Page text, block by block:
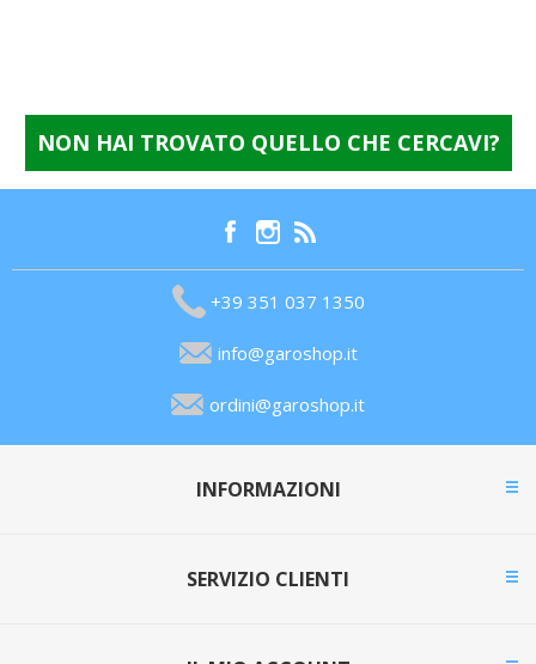
NON HAI TROVATO QUELLO CHE CERCAVI?
+39 351 037 1350
info@garoshop.it
ordini@garoshop.it
INFORMAZIONI
SERVIZIO CLIENTI